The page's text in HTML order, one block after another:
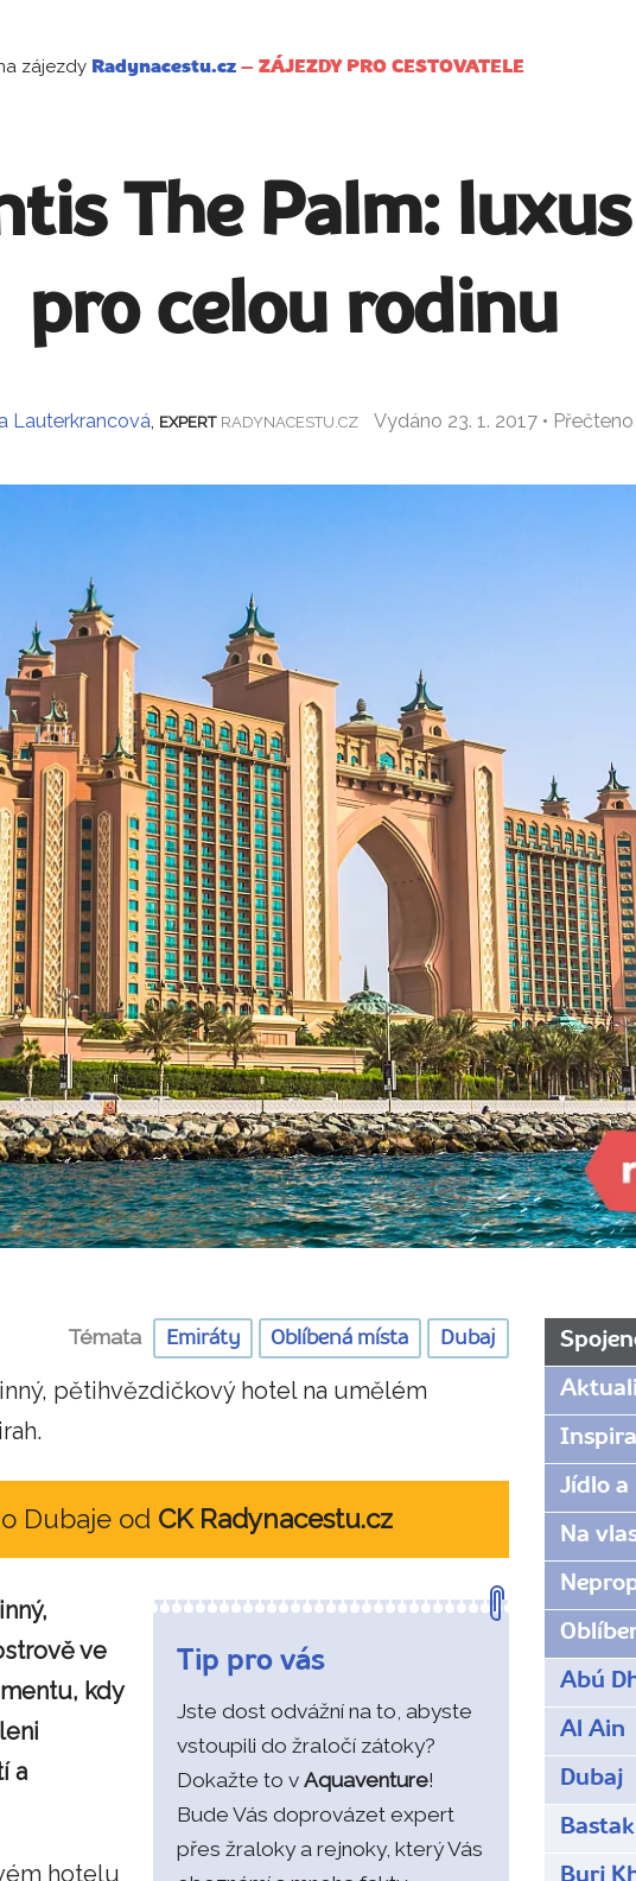
zájezdy Radynacestu.cz – ZÁJEZDY PRO CESTOVATELE
The Palm:
pro celou rodinu
Lauterkrancová, EXPERT RADYNACESTU.CZ Vydáno 23. 1. 2017 •
Témata Emiráty Oblíbená místa Dubaj
pětihvězdičkový hotel na umělém
Dubaje od CK Radynacestu.cz
Tip pro vás
Jste dost odvážní na to, abyste
vstoupili do žraločí zátoky?
Dokažte to v Aquaventure!
Bude Vás doprovázet expert
přes žraloky a rejnoky, který Vás
ve
kdy
a
hotelu
Jídlo a
Na
Abú
Al Ain
Dubaj